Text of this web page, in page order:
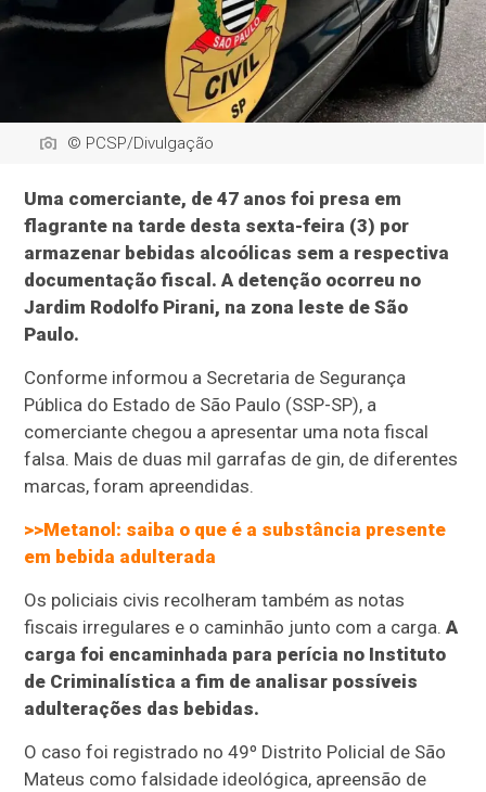
© PCSP/Divulgação
Uma comerciante, de 47 anos foi presa em
flagrante na tarde desta sexta-feira (3) por
armazenar bebidas alcoólicas sem a respectiva
documentação fiscal. A detenção ocorreu no
Jardim Rodolfo Pirani, na zona leste de São
Paulo.
Conforme informou a Secretaria de Segurança
Pública do Estado de São Paulo (SSP-SP), a
comerciante chegou a apresentar uma nota fiscal
falsa. Mais de duas mil garrafas de gin, de diferentes
marcas, foram apreendidas.
>>Metanol: saiba o que é a substância presente
em bebida adulterada
Os policiais civis recolheram também as notas
fiscais irregulares e o caminhão junto com a carga.A
carga foi encaminhada para perícia no Instituto
de Criminalística a fim de analisar possíveis
adulterações das bebidas.
O caso foi registrado no 49º Distrito Policial de São
Mateus como falsidade ideológica, apreensão de